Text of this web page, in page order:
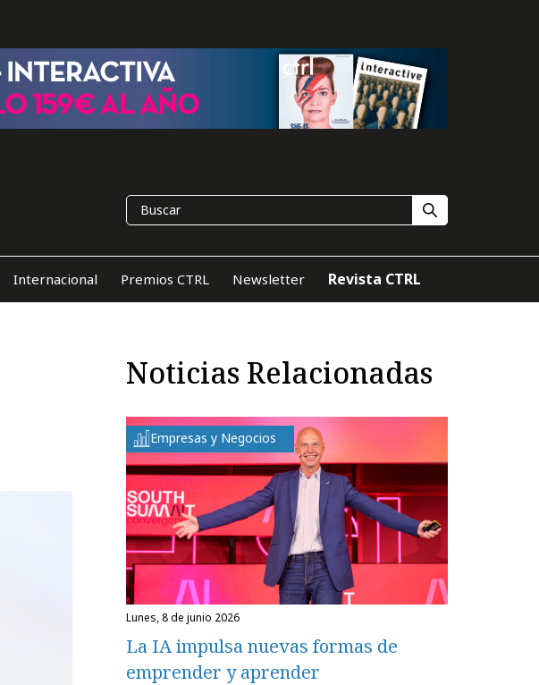
Internacional Premios CTRL Newsletter Revista CTRL
Noticias Relacionadas
Empresas y Negocios
lunes, 8 de junio 2026
La IA impulsa nuevas formas de
emprender y aprender